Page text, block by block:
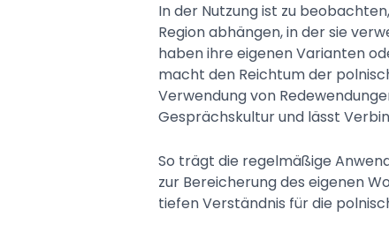
In der Nutzung ist zu
Region abhängen, in der sie
haben ihre eigenen Varianten
macht den Reichtum der
Verwendung von
Gesprächskultur und lässt
So trägt die regelmäßige
zur Bereicherung des eigenen
tiefen Verständnis für die